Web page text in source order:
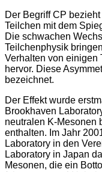
Der Begriff CP
Teilchen mit dem
Die schwachen
Teilchenphysik
Verhalten von einigen
hervor. Diese
bezeichnet.
Der Effekt wurde
Brookhaven
neutralen K-Mesonen
enthalten. Im Jahr
Laboratory in den
Laboratory in Japan
Mesonen, die ein